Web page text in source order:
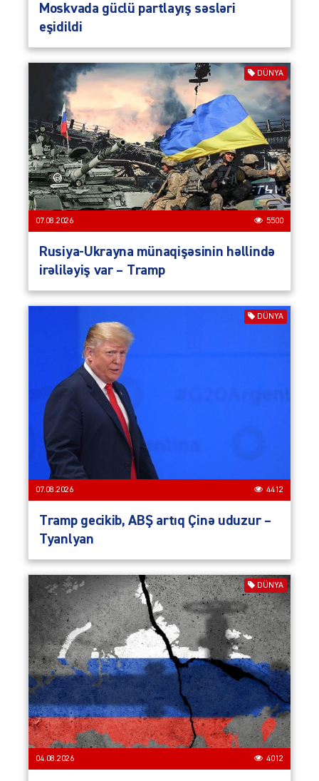
Moskvada güclü partlayış səsləri
eşidildi
DÜNYA
07.08.2026 5500
Rusiya-Ukrayna münaqişəsinin həllində
irəliləyiş var – Tramp
DÜNYA
07.08.2026 4412
Tramp gecikib, ABŞ artıq Çinə uduzur –
Tyanlyan
DÜNYA
04.08.2026 4012